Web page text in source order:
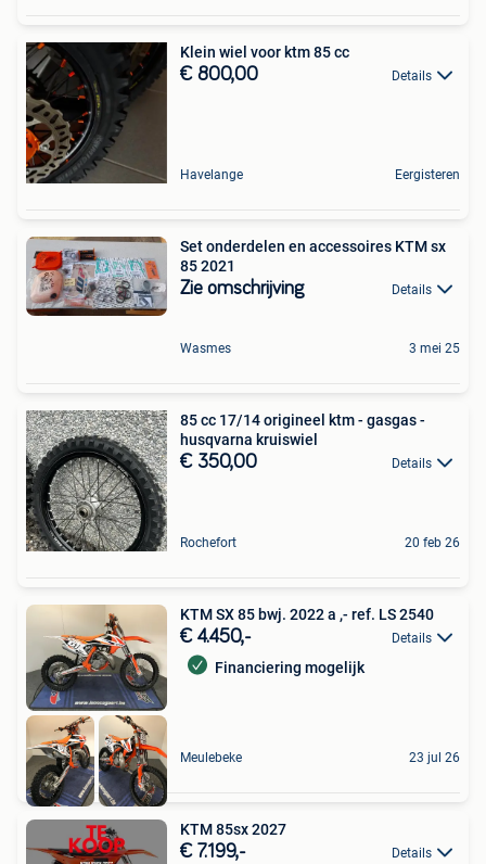
Klein wiel voor ktm 85 cc
€ 800,00 Details
Havelange Eergisteren
Set onderdelen en accessoires KTM sx
85 2021
Zie omschrijving Details
Wasmes 3 mei 25
85 cc 17/14 origineel ktm - gasgas -
husqvarna kruiswiel
€ 350,00 Details
Rochefort 20 feb 26
KTM SX 85 bwj. 2022 a ,- ref. LS 2540
€ 4.450,- Details
Financiering mogelijk
Meulebeke 23 jul 26
KTM 85sx 2027
€ 7.199,- Details